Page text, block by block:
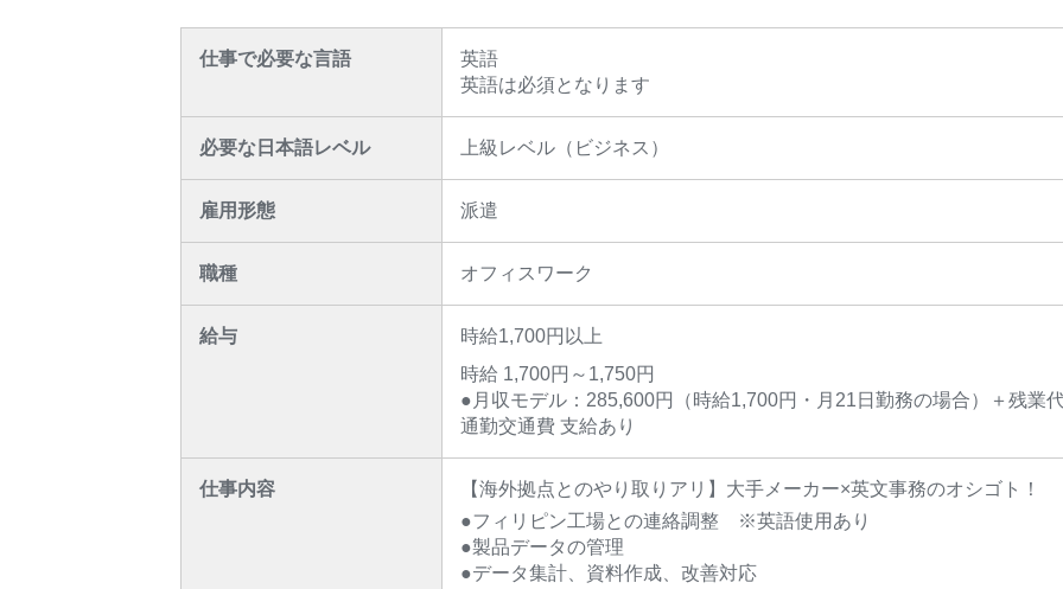
仕事で必要な言語
英語
英語は必須となります
必要な日本語レベル 上級レベル（ビジネス）
雇用形態 派遣
職種 オフィスワーク
給与
時給1,700円以上
時給 1,700円～1,750円
●月収モデル：285,600円（時給1,700円・月21日勤務の場合）＋残業
通勤交通費 支給あり
仕事内容
【海外拠点とのやり取りアリ】大手メーカー×英文事務のオシゴト！
●フィリピン工場との連絡調整 ※英語使用あり
●製品データの管理
●データ集計、資料作成、改善対応